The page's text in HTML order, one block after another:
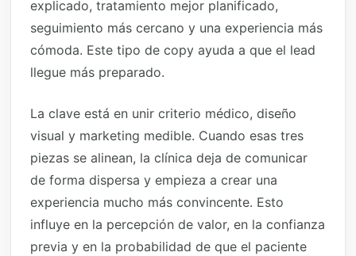
explicado, tratamiento mejor planificado,
seguimiento más cercano y una experiencia más
cómoda. Este tipo de copy ayuda a que el lead
llegue más preparado.
La clave está en unir criterio médico, diseño
visual y marketing medible. Cuando esas tres
piezas se alinean, la clínica deja de comunicar
de forma dispersa y empieza a crear una
experiencia mucho más convincente. Esto
influye en la percepción de valor, en la confianza
previa y en la probabilidad de que el paciente